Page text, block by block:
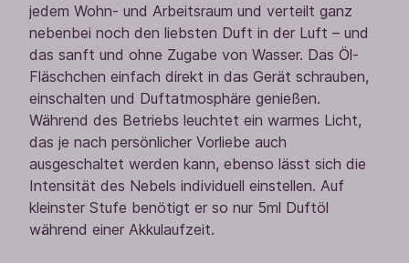
jedem Wohn- und Arbeitsraum und verteilt ganz
nebenbei noch den liebsten Duft in der Luft – und
das sanft und ohne Zugabe von Wasser. Das Öl-
Fläschchen einfach direkt in das Gerät schrauben,
einschalten und Duftatmosphäre genießen.
Während des Betriebs leuchtet ein warmes Licht,
das je nach persönlicher Vorliebe auch
ausgeschaltet werden kann, ebenso lässt sich die
Intensität des Nebels individuell einstellen. Auf
kleinster Stufe benötigt er so nur 5ml Duftöl
während einer Akkulaufzeit.